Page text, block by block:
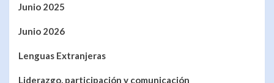
Junio 2025
Junio 2026
Lenguas Extranjeras
Liderazgo, participación y comunicación